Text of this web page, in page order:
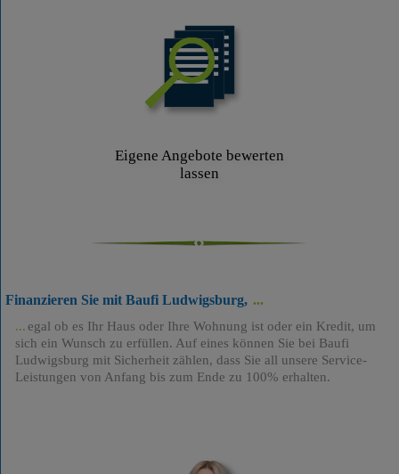
Eigene Angebote bewerten
lassen
Finanzieren Sie mit Baufi Ludwigsburg,
egal ob es Ihr Haus oder Ihre Wohnung ist oder ein Kredit, um
sich ein Wunsch zu erfüllen. Auf eines können Sie bei Baufi
Ludwigsburg mit Sicherheit zählen, dass Sie all unsere Service-
Leistungen von Anfang bis zum Ende zu 100% erhalten.